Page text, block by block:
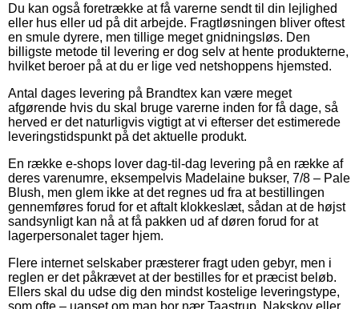
Du kan også foretrække at få varerne sendt til din lejlighed
eller hus eller ud på dit arbejde. Fragtløsningen bliver oftest
en smule dyrere, men tillige meget gnidningsløs. Den
billigste metode til levering er dog selv at hente produkterne,
hvilket beroer på at du er lige ved netshoppens hjemsted.
Antal dages levering på Brandtex kan være meget
afgørende hvis du skal bruge varerne inden for få dage, så
herved er det naturligvis vigtigt at vi efterser det estimerede
leveringstidspunkt på det aktuelle produkt.
En række e-shops lover dag-til-dag levering på en række af
deres varenumre, eksempelvis Madelaine bukser, 7/8 – Pale
Blush, men glem ikke at det regnes ud fra at bestillingen
gennemføres forud for et aftalt klokkeslæt, sådan at de højst
sandsynligt kan nå at få pakken ud af døren forud for at
lagerpersonalet tager hjem.
Flere internet selskaber præsterer fragt uden gebyr, men i
reglen er det påkrævet at der bestilles for et præcist beløb.
Ellers skal du udse dig den mindst kostelige leveringstype,
som ofte – uanset om man bor nær Taastrup, Nakskov eller